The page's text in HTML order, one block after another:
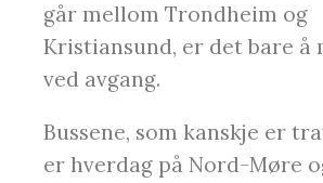
går mellom Trondheim og
Kristiansund, er det bare å
ved avgang.
Bussene, som kanskje er
er hverdag på Nord-Møre